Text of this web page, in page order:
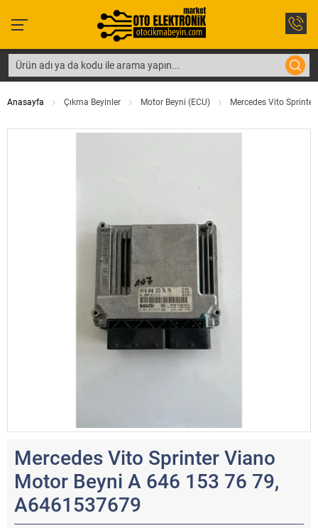
Anasayfa Çıkma Beyinler Motor Beyni (ECU) Mercedes Vito
Mercedes Vito Sprinter Viano
Motor Beyni A 646 153 76 79,
A6461537679